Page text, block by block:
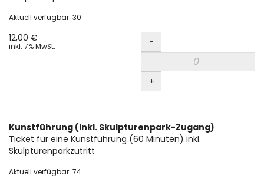
Aktuell verfügbar: 30
12,00 €
inkl. 7% MwSt. Menge
-
+
Kunstführung (inkl. Skulpturenpark-Zugang)
Ticket für eine Kunstführung (60 Minuten) inkl.
Skulpturenparkzutritt
Aktuell verfügbar: 74